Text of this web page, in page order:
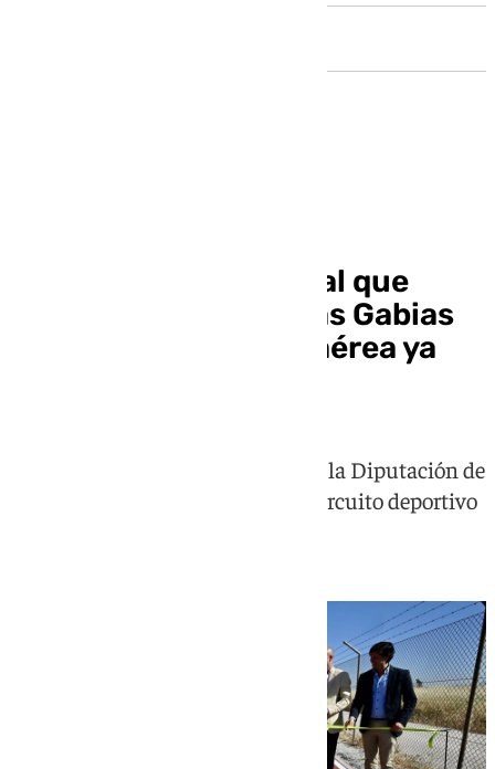
El paseo ciclopeatonal que
conecta Ogíjares y Las Gabias
alrededor de la base aérea ya
Este es un proyecto estratégico de la Diputación de
Granada, que completa un gran circuito deportivo